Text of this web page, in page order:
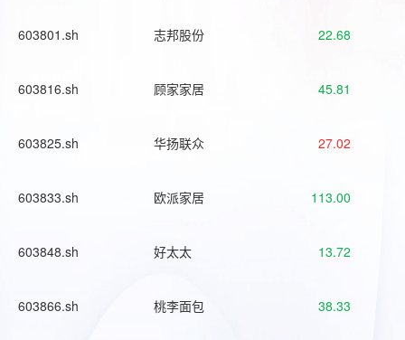
603801.sh 志邦股份 22.68
603816.sh 顾家家居 45.81
603825.sh 华扬联众 27.02
603833.sh 欧派家居 113.00
603848.sh 好太太 13.72
603866.sh 桃李面包 38.33